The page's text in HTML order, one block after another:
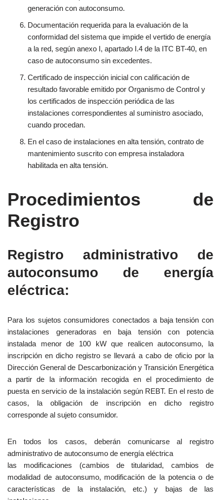
generación con autoconsumo.
Documentación requerida para la evaluación de la
conformidad del sistema que impide el vertido de energía
a la red, según anexo I, apartado I.4 de la ITC BT-40, en
caso de autoconsumo sin excedentes.
Certificado de inspección inicial con calificación de
resultado favorable emitido por Organismo de Control y
los certificados de inspección periódica de las
instalaciones correspondientes al suministro asociado,
cuando procedan.
En el caso de instalaciones en alta tensión, contrato de
mantenimiento suscrito con empresa instaladora
habilitada en alta tensión.
Procedimientos de
Registro
Registro administrativo de
autoconsumo de energía
eléctrica:
Para los sujetos consumidores conectados a baja tensión con
instalaciones generadoras
en baja tensióncon potencia
instalada menor de 100 kW que realicen autoconsumo, la
inscripción en dicho registro se llevará a cabo de oficio por la
Dirección General de Descarbonización y Transición Energética
a partir de
la información recogida en el procedimiento de
puesta en servicio de la instalación según REBT. En el resto de
casos, la obligación de inscripción en dicho registro
corresponde al sujeto consumidor.
En todos los casos, deberán comunicarse al registro
administrativo de autoconsumo de energía eléctrica
las modificaciones
(cambios de titularidad, cambios de
modalidad de autoconsumo, modificación de la potencia o de
características de la instalación, etc.) y bajas de las